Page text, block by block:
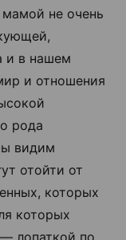
не очень
и в нашем
и отношения
рода
видим
отойти от
которых
которых
лопаткой по